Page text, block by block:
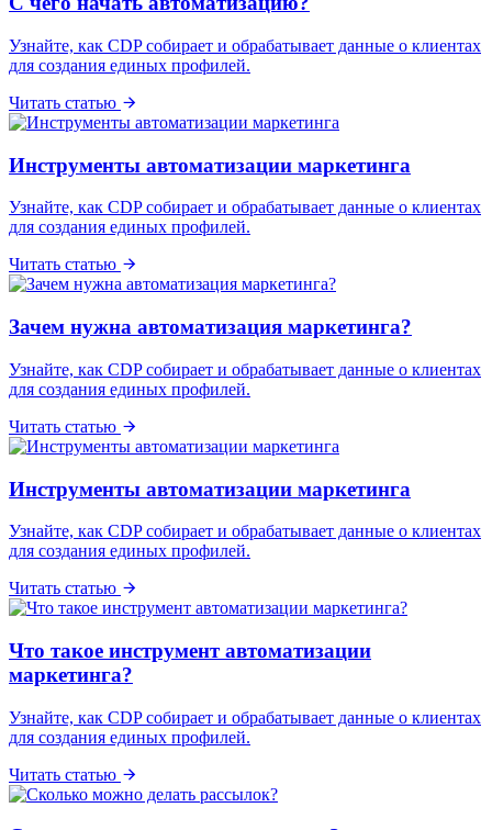
Узнайте, как CDP собирает и обрабатывает данные о клиентах
для создания единых профилей.
Читать статью
Инструменты автоматизации маркетинга
Узнайте, как CDP собирает и обрабатывает данные о клиентах
для создания единых профилей.
Читать статью
Зачем нужна автоматизация маркетинга?
Узнайте, как CDP собирает и обрабатывает данные о клиентах
для создания единых профилей.
Читать статью
Инструменты автоматизации маркетинга
Узнайте, как CDP собирает и обрабатывает данные о клиентах
для создания единых профилей.
Читать статью
Что такое инструмент автоматизации
маркетинга?
Узнайте, как CDP собирает и обрабатывает данные о клиентах
для создания единых профилей.
Читать статью